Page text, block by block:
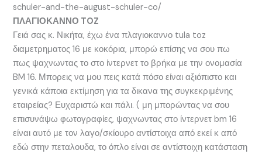
schuler-and-the-august-schuler-co/
ΠΛΑΓΙΟΚΑΝΝΟ TOZ
Γειά σας κ. Νικήτα, έχω ένα πλαγιοκαννο tula toz
διαμετρηματος 16 με κοκόρια, μπορώ επίσης να σου πω
πως ψαχνωντας το στο ίντερνετ το βρήκα με την ονομασία
BM 16. Μπορεις να μου πεις κατά πόσο είναι αξιόπιστο και
γενικά κάποια εκτίμηση για τα δικανα της συγκεκριμένης
εταιρείας? Ευχαριστώ και πάλι. ( μη μπορώντας να σου
επισυνάψω φωτογραφίες, ψαχνωντας στο ίντερνετ bm 16
είναι αυτό με τον λαγο/σκίουρο αντίστοιχα από εκεί κ από
εδώ στην πεταλουδα, το όπλο είναι σε αντίστοιχη κατάσταση